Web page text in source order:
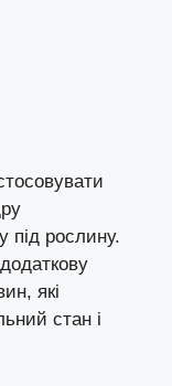
під рослину.
які
стан і